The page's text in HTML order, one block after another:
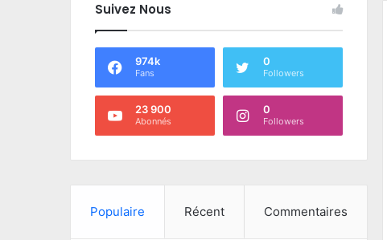
Suivez Nous
974k
Fans
0
Followers
23 900
Abonnés
0
Followers
Populaire Récent Commentaires